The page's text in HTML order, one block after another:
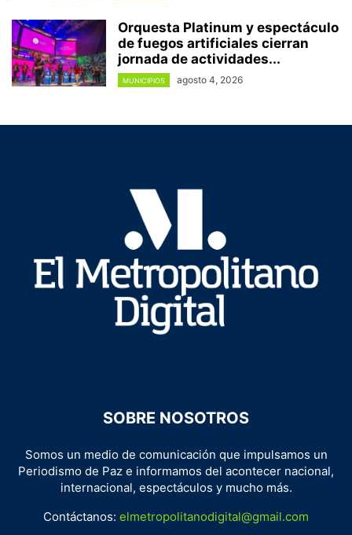
Orquesta Platinum y espectáculo
de fuegos artificiales cierran
jornada de actividades...
MUNICIPIOS agosto 4, 2026
SOBRE NOSOTROS
Somos un medio de comunicación que impulsamos un
Periodismo de Paz e informamos del acontecer nacional,
internacional, espectáculos y mucho más.
Contáctanos: elmetropolitanodigital@gmail.com